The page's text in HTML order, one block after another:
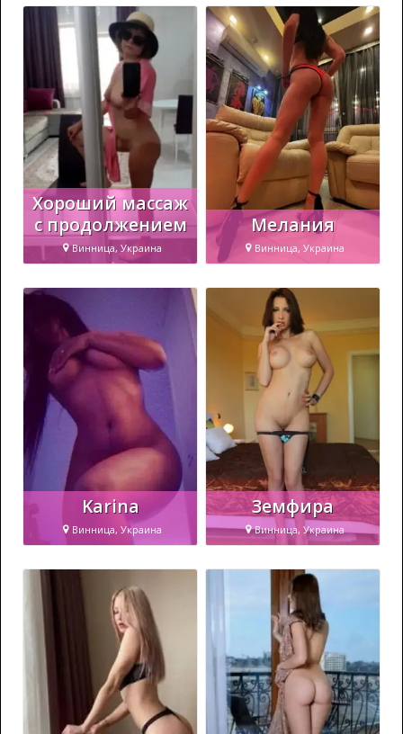
Хороший массаж
с продолжением
Винница, Украина
Мелания
Винница, Украина
Karina
Винница, Украина
Земфира
Винница, Украина